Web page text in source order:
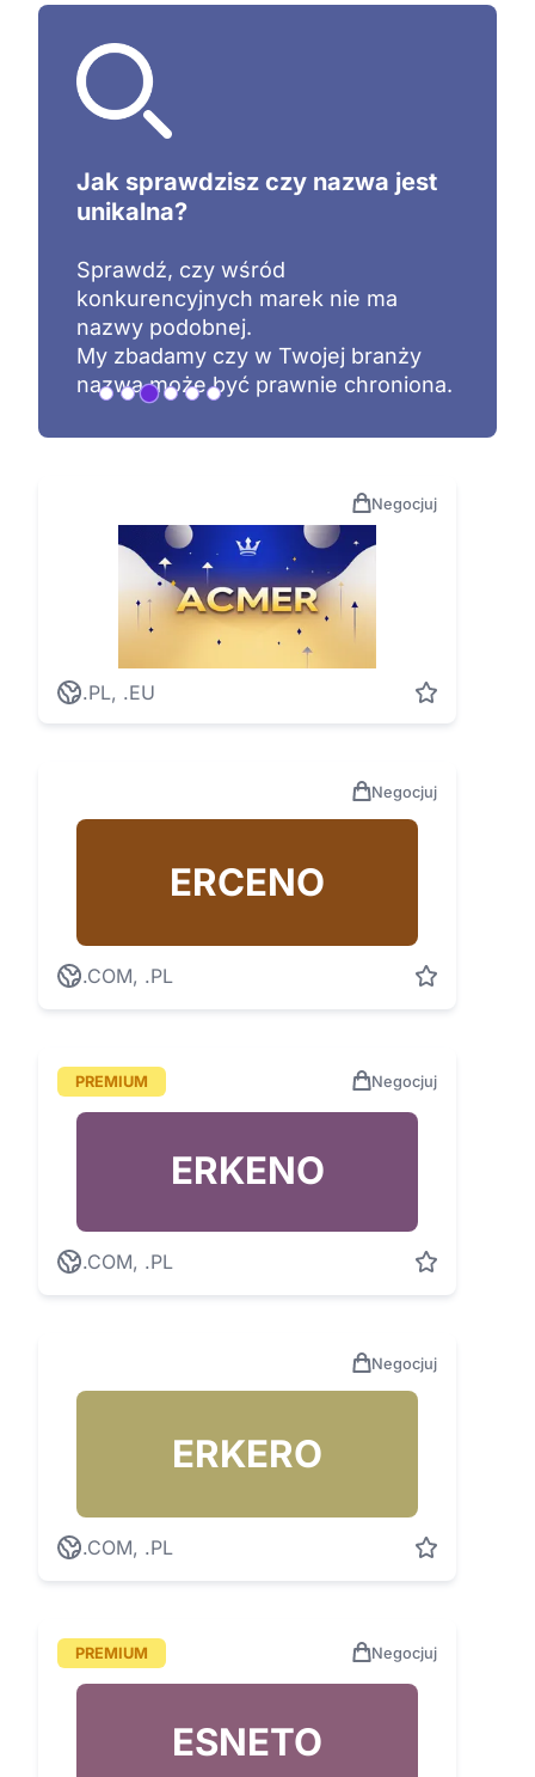
Jak sprawdzisz czy nazwa jest
unikalna?
Sprawdź, czy wśród
konkurencyjnych marek nie ma
nazwy podobnej.
My zbadamy czy w Twojej branży
nazwa może być prawnie chroniona.
Negocjuj
.PL, .EU
Negocjuj
ERCENO
.COM, .PL
PREMIUM Negocjuj
ERKENO
.COM, .PL
Negocjuj
ERKERO
.COM, .PL
PREMIUM Negocjuj
ESNETO